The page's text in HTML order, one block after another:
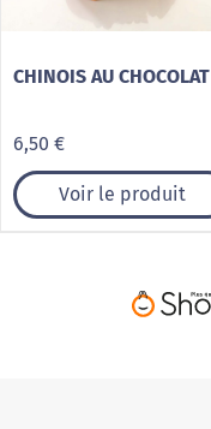
CHINOIS AU CHOCOLAT
6,50 €
Voir le produit